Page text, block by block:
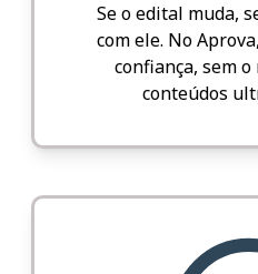
Se o edital muda,
com ele. No
confiança, sem
conteúdos